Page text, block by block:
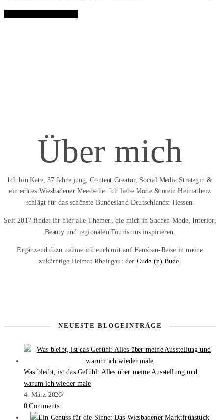
Über mich
Ich bin Kate, 37 Jahre jung, Content Creator, Social Media Strategin &
ein echtes Wiesbadener Meedsche. Ich liebe Mode & mein Heimatherz
schlägt für das schönste Bundesland Deutschlands: Hessen.
Seit 2017 findet ihr hier alle Themen, die mich in Sachen Mode, Interior,
Beauty und regionalen Tourismus inspirieren.
Ergänzend dazu nehme ich euch mit auf Hausbau-Reise in meine
zukünftige Heimat Rheingau: der Gude (n) Bude
NEUESTE BLOGEINTRÄGE
Was bleibt, ist das Gefühl: Alles über meine Ausstellung und
warum ich wieder male
4. März 2026/
0 Comments